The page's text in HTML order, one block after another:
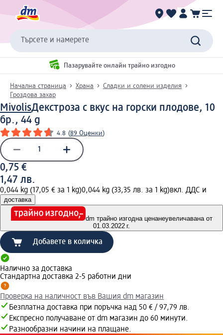
Търсете и намерете
Пазарувайте онлайн трайно изгодно
Начална страница Храна
Сладки и солени изделия
Гроздова захар
MivolisДекстроза с вкус на горски плодове, 10
бр., 44 g
4.8 (89 Оценки)
0,75 €
1,47 лв.
0,044 kg (17,05 € за 1 kg)0,044 kg (33,35 лв. за 1 kg)вкл. ДДС и
доставка
dm трайно изгодна ценанеувеличавана от
01.03.2022 г.
Добавете в количка
Налично за доставка
Стандартна доставка 2-5 работни дни
Проверка на наличност във Вашия dm магазин
Безплатна доставка при поръчка над 50 € / 97,79 лв.
Експресно получаване от dm магазин до 60 минути.
Разнообразни начини на плащане.